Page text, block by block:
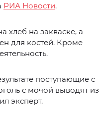
РИА Новости.
хлеб на закваске, а
для костей. Кроме
поступающие с
с мочой выводят из
эксперт.